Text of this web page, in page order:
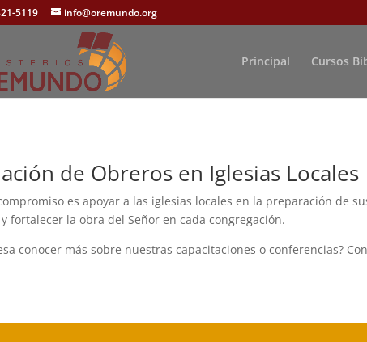
5119 info@oremundo.org
Principal Cursos
de Obreros en Iglesias Locales
es apoyar a las iglesias locales en la preparación de
fortalecer la obra del Señor en cada congregación.
conocer más sobre nuestras capacitaciones o conferencias?